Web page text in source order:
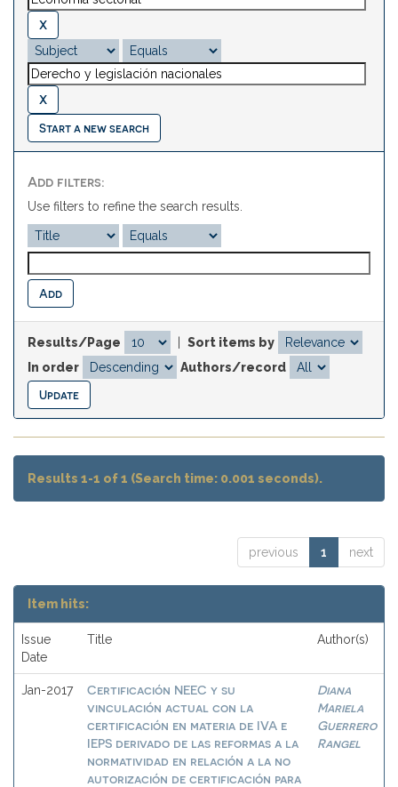
Start a new search
Add filters:
Use filters to refine the search results.
Results/Page
Sort items by
In order
Authors/record
Results 1-1 of 1 (Search time: 0.001 seconds).
previous 1 next
Item hits:
Issue
Date
Title Author(s)
Jan-2017
Certificación NEEC y su
vinculación actual con la
certificación en materia de IVA e
IEPS derivado de las reformas a la
normatividad en relación a la no
autorización de certificación para
Diana
Mariela
Guerrero
Rangel